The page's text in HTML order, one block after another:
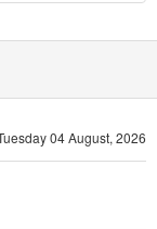
04 August, 2026